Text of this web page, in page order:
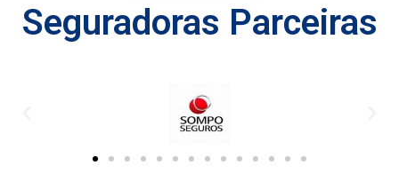
Seguradoras Parceiras